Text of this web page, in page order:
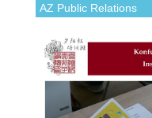
AZ Public Relations